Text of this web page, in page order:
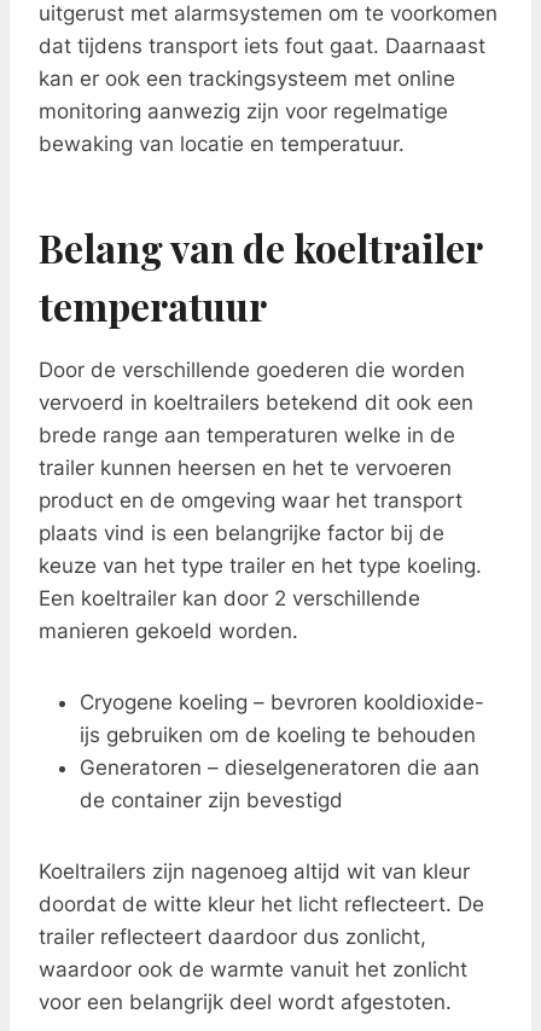
uitgerust met alarmsystemen om te voorkomen
dat tijdens transport iets fout gaat. Daarnaast
kan er ook een trackingsysteem met online
monitoring aanwezig zijn voor regelmatige
bewaking van locatie en temperatuur.
Belang van de koeltrailer
temperatuur
Door de verschillende goederen die worden
vervoerd in koeltrailers betekend dit ook een
brede range aan temperaturen welke in de
trailer kunnen heersen en het te vervoeren
product en de omgeving waar het transport
plaats vind is een belangrijke factor bij de
keuze van het type trailer en het type koeling.
Een koeltrailer kan door 2 verschillende
manieren gekoeld worden.
Cryogene koeling – bevroren kooldioxide-
ijs gebruiken om de koeling te behouden
Generatoren – dieselgeneratoren die aan
de container zijn bevestigd
Koeltrailers zijn nagenoeg altijd wit van kleur
doordat de witte kleur het licht reflecteert. De
trailer reflecteert daardoor dus zonlicht,
waardoor ook de warmte vanuit het zonlicht
voor een belangrijk deel wordt afgestoten.